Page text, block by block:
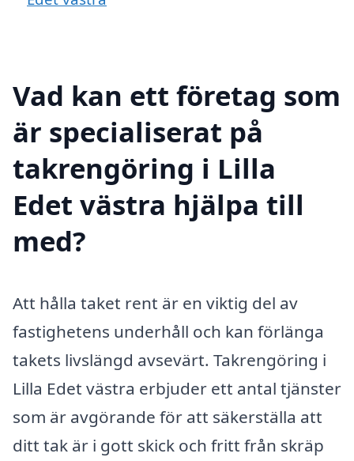
Vad kan ett företag som
är specialiserat på
takrengöring i Lilla
Edet västra hjälpa till
med?
Att hålla taket rent är en viktig del av
fastighetens underhåll och kan förlänga
takets livslängd avsevärt. Takrengöring i
Lilla Edet västra erbjuder ett antal tjänster
som är avgörande för att säkerställa att
ditt tak är i gott skick och fritt från skräp